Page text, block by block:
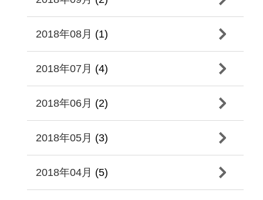
2018年08月 (1)
2018年07月 (4)
2018年06月 (2)
2018年05月 (3)
2018年04月 (5)